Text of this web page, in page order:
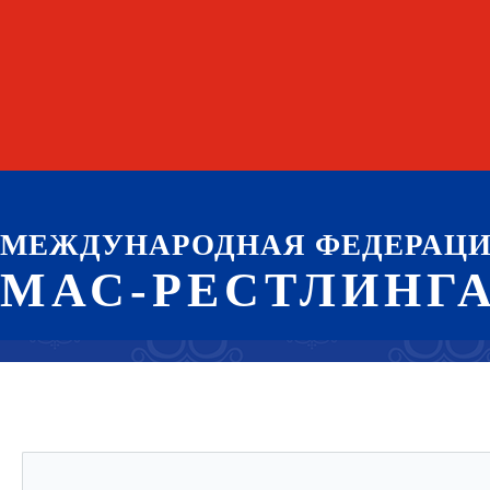
МЕЖДУНАРОДНАЯ
МАС-